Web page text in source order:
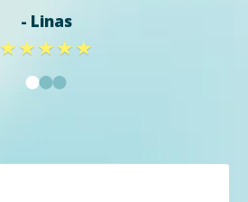
- Linas
★★★★★